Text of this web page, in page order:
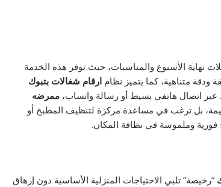
نهاية الأسبوع والمناسبات، حيث توفر هذه الخدمة
ودقة متناهية، كما يتميز نظام ارقام شغالات بتبوك
اتصال هاتفي بسيط أو رسالة واتساب، ممرضه
بل ترغب في مساعدة مركزة لتنظيف المطبخ أو
فورية وملموسة في نظافة المكان.
“رخيصة” تلبي الاحتياجات المنزلية الأساسية دون إرهاق